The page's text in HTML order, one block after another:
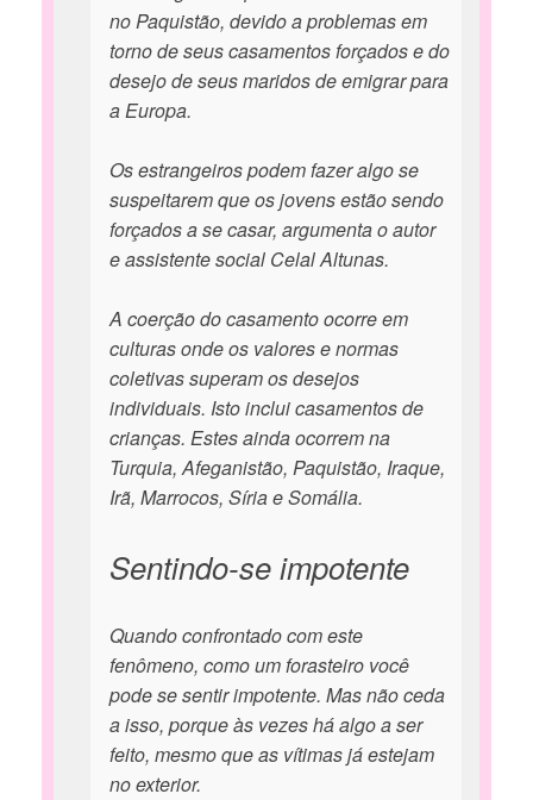
no Paquistão, devido a problemas em
torno de seus casamentos forçados e do
desejo de seus maridos de emigrar para
a Europa.
Os estrangeiros podem fazer algo se
suspeitarem que os jovens estão sendo
forçados a se casar, argumenta o autor
e assistente social Celal Altunas.
A coerção do casamento ocorre em
culturas onde os valores e normas
coletivas superam os desejos
individuais. Isto inclui casamentos de
crianças. Estes ainda ocorrem na
Turquia, Afeganistão, Paquistão, Iraque,
Irã, Marrocos, Síria e Somália.
Sentindo-se impotente
Quando confrontado com este
fenômeno, como um forasteiro você
pode se sentir impotente. Mas não ceda
a isso, porque às vezes há algo a ser
feito, mesmo que as vítimas já estejam
no exterior.